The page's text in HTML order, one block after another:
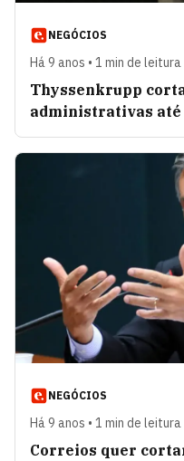
NEGÓCIOS
Há 9 anos • 1 min de leitura
Thyssenkrupp
administrativas até
NEGÓCIOS
Há 9 anos • 1 min de leitura
Correios quer